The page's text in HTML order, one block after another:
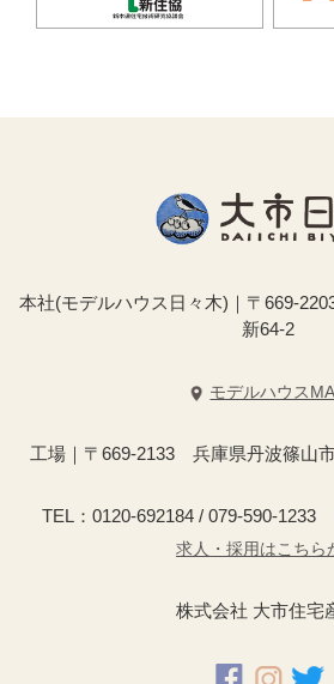
本社(モデルハウス日々木)｜〒669-
新64-2
モデルハウス
工場｜〒669-2133 兵庫県丹波篠山
TEL：0120-692184 / 079-590-1233
求人・採用はこちら
株式会社 大市住宅